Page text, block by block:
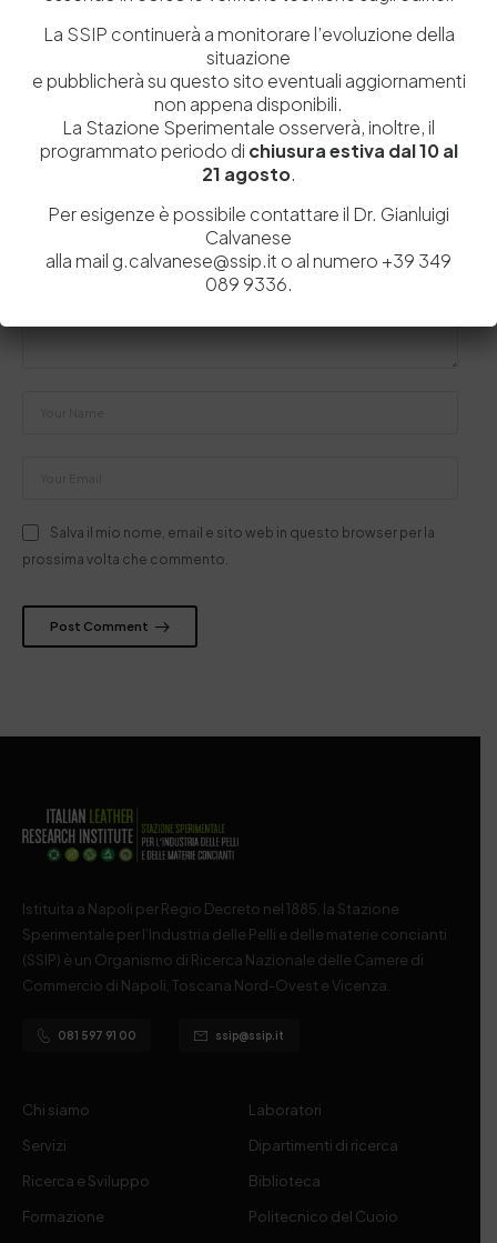
Lascia un commento
Il tuo indirizzo email non sarà pubblicato.I campi obbligatori sono
contrassegnati
Salva il mio nome, email e sito web in questo browser per la
prossima volta che commento.
Post Comment
Istituita a Napoli per Regio Decreto nel 1885, la Stazione
Sperimentale per l’Industria delle Pelli e delle materie concianti
(SSIP) è un Organismo di Ricerca Nazionale delle Camere di
Commercio di Napoli, Toscana Nord-Ovest e Vicenza.
081 597 91 00 ssip@ssip.it
Chi siamo
Servizi
Ricerca e Sviluppo
Formazione
Laboratori
Dipartimenti di ricerca
Biblioteca
Politecnico del Cuoio
La SSIP continuerà a monitorare l’evoluzione della
situazione
e pubblicherà su questo sito eventuali aggiornamenti
non appena disponibili.
La Stazione Sperimentale osserverà, inoltre, il
programmato periodo di chiusura estiva dal 10 al
21 agosto.
Per esigenze è possibile contattare il Dr. Gianluigi
Calvanese
alla mail g.calvanese@ssip.it o al numero +39 349
089 9336.